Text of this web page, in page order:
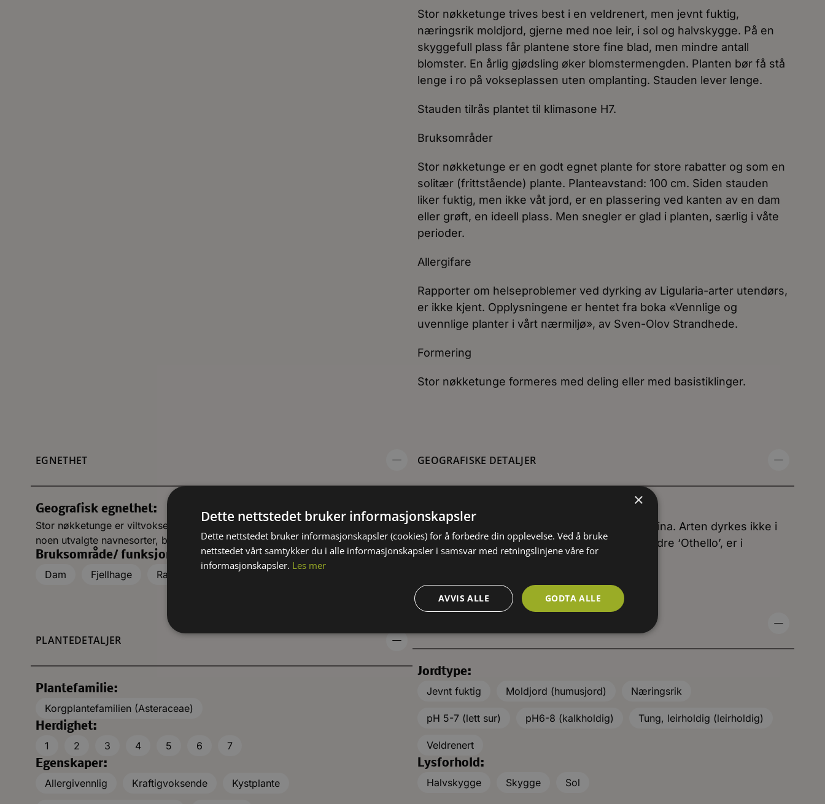
Stor nøkketunge trives best i en veldrenert, men jevnt fuktig,
næringsrik moldjord, gjerne med noe leir, i sol og halvskygge. På en
skyggefull plass får plantene store fine blad, men mindre antall
blomster. En årlig gjødsling øker blomstermengden. Planten bør få stå
lenge i ro på vokseplassen uten omplanting. Stauden lever lenge.
Stauden tilrås plantet til klimasone H7.
Bruksområder
Stor nøkketunge er en godt egnet plante for store rabatter og som en
solitær (frittstående) plante. Planteavstand: 100 cm. Siden stauden
liker fuktig, men ikke våt jord, er en plassering ved kanten av en dam
eller grøft, en ideell plass. Men snegler er glad i planten, særlig i våte
perioder.
Allergifare
Rapporter om helseproblemer ved dyrking av Ligularia-arter utendørs,
er ikke kjent. Opplysningene er hentet fra boka «Vennlige og
uvennlige planter i vårt nærmiljø», av Sven-Olov Strandhede.
Formering
Stor nøkketunge formeres med deling eller med basistiklinger.
EGNETHET
Geografisk egnethet:
Stor nøkketunge er viltvoksende i Japan og Kina. Arten dyrkes ikke i dag, men
noen utvalgte navnesorter, blant andre ‘Othello’, er i handelen.
Bruksområde/ funksjon:
Dam
Fjellhage Rabatt, bed Solitær
PLANTEDETALJER
Plantefamilie:
Korgplantefamilien (Asteraceae)
Herdighet:
1
2 3 4 5 6
7
Egenskaper:
Allergivennlig
Kraftigvoksende Kystplante
GEOGRAFISKE DETALJER
Geografisk opprinnelse:
Stor nøkketunge er viltvoksende i Japan og Kina. Arten dyrkes ikke i
dag, men noen utvalgte navnesorter, blant andre ‘Othello’, er i
Jordtype:
Jevnt fuktig
Moldjord (humusjord) Næringsrik
pH 5-7 (lett sur) pH6-8 (kalkholdig) Tung, leirholdig (leirholdig)
Veldrenert
Lysforhold:
Halvskygge
Skygge Sol
×
Dette nettstedet bruker informasjonskapsler
Dette nettstedet bruker informasjonskapsler (cookies) for å forbedre din opplevelse. Ved å bruke
nettstedet vårt samtykker du i alle informasjonskapsler i samsvar med retningslinjene våre for
informasjonskapsler. Les mer
GODTA ALLE
AVVIS ALLE